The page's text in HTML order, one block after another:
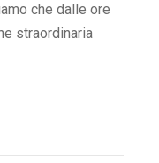
che dalle ore
straordinaria